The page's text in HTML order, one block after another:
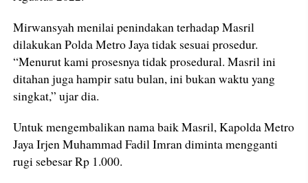
Mirwansyah menilai penindakan terhadap Masril
dilakukan Polda Metro Jaya tidak sesuai prosedur.
“Menurut kami prosesnya tidak prosedural. Masril ini
ditahan juga hampir satu bulan, ini bukan waktu yang
singkat,” ujar dia.
Untuk mengembalikan nama baik Masril, Kapolda Metro
Jaya Irjen Muhammad Fadil Imran diminta mengganti
rugi sebesar Rp 1.000.